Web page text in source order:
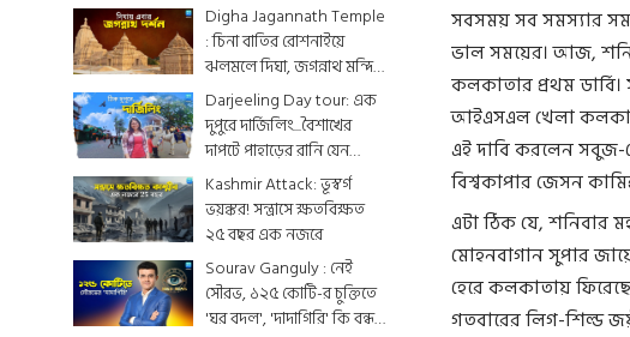
Digha Jagannath Temple
: চিনা বাতির রোশনাইয়ে
ঝলমলে দিঘা, জগন্নাথ মন্দিরে
শেষ মুহূর্তের সাজসজ্জা তুঙ্গে
Darjeeling Day tour: এক
দুপুরে দার্জিলিং...বৈশাখের
দাপটে পাহাড়ের রানি যেন
একটুকরো স্বর্গ
Kashmir Attack: ভূস্বর্গ
ভয়ঙ্কর! সন্ত্রাসে ক্ষতবিক্ষত
২৫ বছর এক নজরে
Sourav Ganguly : নেই
সৌরভ, ১২৫ কোটি-র চুক্তিতে
'ঘর বদল', 'দাদাগিরি' কি বন্ধ
সবসময় সব সমস্যার
ভাল সময়ের। আজ,
কলকাতার প্রথম
আইএসএল খেলা
এই দাবি করলেন সবুজ-
বিশ্বকাপার জেসন
এটা ঠিক যে, শনিবার
মোহনবাগান সুপার
হেরে কলকাতায়
গতবারের লিগ-শিল্ড